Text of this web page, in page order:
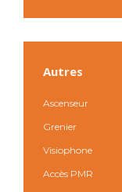
Autres
Ascenseur
Grenier
Visiophone
Accès PMR